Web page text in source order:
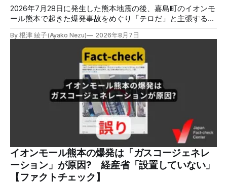
2026年7月28日に発生した熊本地震の後、嘉島町のイオンモ
ール熊本で起きた爆発事故をめぐり「テロだ」と主張する投
LPガスに着火した可能性に言及していますが、現時点で未解
明です。イオンは8月5日、外部専門家らによる事故調査委員
会を設置すると発表しました。 検証対象 拡散した言説 2026
年8月2日、イオンモール熊本の爆発がテロによるものだと主
張する投稿がＸで拡散した。 検証する理由 8月5日現在、投
稿は600回以上リポストされ、表示は19万件を超える。 同様
の情報の拡散量を調べるため、「熊本」「イオンモール」
「爆発」「テロ」など複数のキーワードを組み合わせてソー
シャル分析ツールMeltwaterで調べると、総投稿数は8月5日
までに約9900件あった(例1,2,3)。拡散のほとんどはXだ。 こ
れらの投稿は根拠を示していないが、「ガス爆発には見えな
いね」「これは 熊本を略奪する為のテロですよ」など、投
稿を真に受けたり、同調する反応が多い。「デマまたは不確
定な情報を流すな」や「陰謀論だよ」などの指摘
By 根津 綾子(Ayako Nezu) 2026年8月7日
イオンモール熊本の爆発は「ガスコージェネレ
ーション」が原因? 経産省「設置していない」
【ファクトチェック】